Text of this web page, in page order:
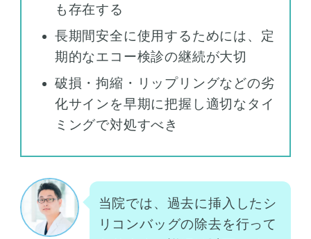
も存在する
長期間安全に使用するためには、定
期的なエコー検診の継続が大切
破損・拘縮・リップリングなどの劣
化サインを早期に把握し適切なタイ
ミングで対処すべき
当院では、過去に挿入したシ
リコンバッグの除去を行って